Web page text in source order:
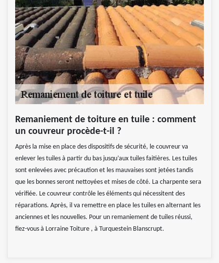
Remaniement de toiture en tuile : comment
un couvreur procède-t-il ?
Après la mise en place des dispositifs de sécurité, le couvreur va
enlever les tuiles à partir du bas jusqu’aux tuiles faitières. Les tuiles
sont enlevées avec précaution et les mauvaises sont jetées tandis
que les bonnes seront nettoyées et mises de côté. La charpente sera
vérifiée. Le couvreur contrôle les éléments qui nécessitent des
réparations. Après, il va remettre en place les tuiles en alternant les
anciennes et les nouvelles. Pour un remaniement de tuiles réussi,
fiez-vous à Lorraine Toiture , à Turquestein Blanscrupt.